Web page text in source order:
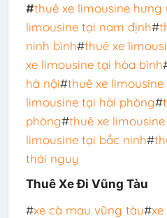
#thuê xe limousine hưng
limousine tại nam định#
ninh bình#thuê xe
xe limousine tại hòa bình
hà nội#thuê xe
limousine tại hải phòng#
phòng#thuê xe
limousine tại bắc ninh#
thái nguy
Thuê Xe Đi Vũng Tàu
#xe cà mau vũng tàu#